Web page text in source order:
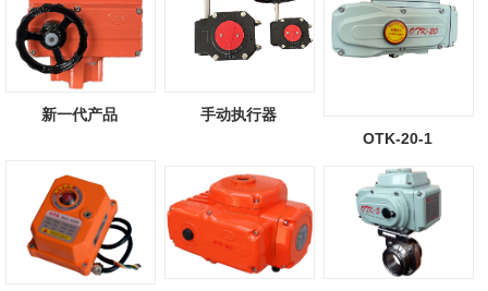
新一代产品
手动执行器
OTK-20-1